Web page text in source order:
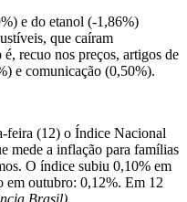
e do etanol (-1,86%)
que caíram
recuo nos preços, artigos de
e comunicação (0,50%).
feira (12) o Índice Nacional
mede a inflação para famílias
O índice subiu 0,10% em
em outubro: 0,12%. Em 12